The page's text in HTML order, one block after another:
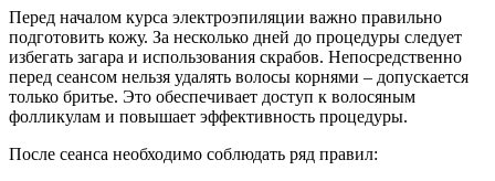
Перед началом курса электроэпиляции важно правильно
подготовить кожу. За несколько дней до процедуры следует
избегать загара и использования скрабов. Непосредственно
перед сеансом нельзя удалять волосы корнями – допускается
только бритье. Это обеспечивает доступ к волосяным
фолликулам и повышает эффективность процедуры.
После сеанса необходимо соблюдать ряд правил: